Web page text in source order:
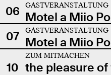
06
GASTVERANSTALTUNG
Motel a Miio
07
GASTVERANSTALTUNG
Motel a Miio
10
ZUM MITMACHEN
the pleasure